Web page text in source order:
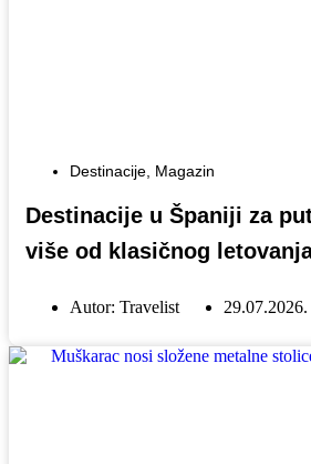
Destinacije Magazin
Destinacije u Španiji za
više od klasičnog
Autor: Travelist 29.07.2026.